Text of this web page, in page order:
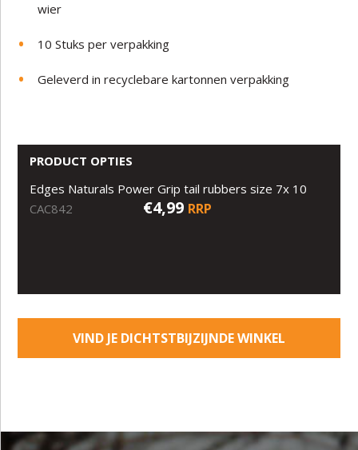
wier
10 Stuks per verpakking
Geleverd in recyclebare kartonnen verpakking
PRODUCT OPTIES
Edges Naturals Power Grip tail rubbers size 7x 10
CAC842
€4,99 RRP
VIND JE DICHTSTBIJZIJNDE WINKEL